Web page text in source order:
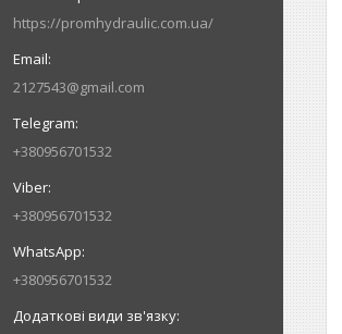
https://promhydraulic.com.ua/
2127543@gmail.com
+380956701532
+380956701532
+380956701532